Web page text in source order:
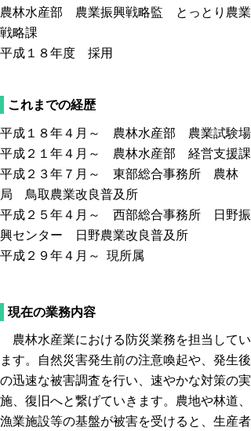
農林水産部 農業振興戦略監 とっとり農業
戦略課
平成１８年度 採用
これまでの経歴
平成１８年４月～ 農林水産部 農業試験場
平成２１年４月～ 農林水産部 経営支援課
平成２３年７月～ 東部総合事務所 農林
局 鳥取農業改良普及所
平成２５年４月～ 西部総合事務所 日野振
興センター 日野農業改良普及所
平成２９年４月～ 現所属
現在の業務内容
農林水産業における防災業務を担当してい
ます。自然災害発生前の注意喚起や、発生後
の迅速な被害調査を行い、速やかな対策の実
施、復旧へと繋げていきます。農地や林道、
漁業施設等の基盤が被害を受けると、生産者